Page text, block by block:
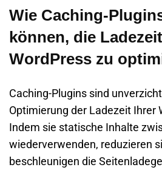
Wie Caching-
können, die
WordPress zu
Caching-Plugins sind
Optimierung der Ladezeit Ihrer
Indem sie statische Inhalte
wiederverwenden, reduzieren
beschleunigen die